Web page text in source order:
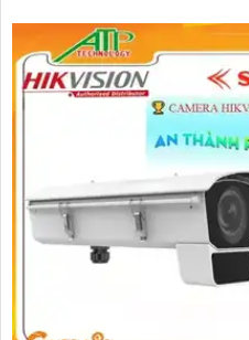
trong khoảng cách 40m vào
như ban ngày